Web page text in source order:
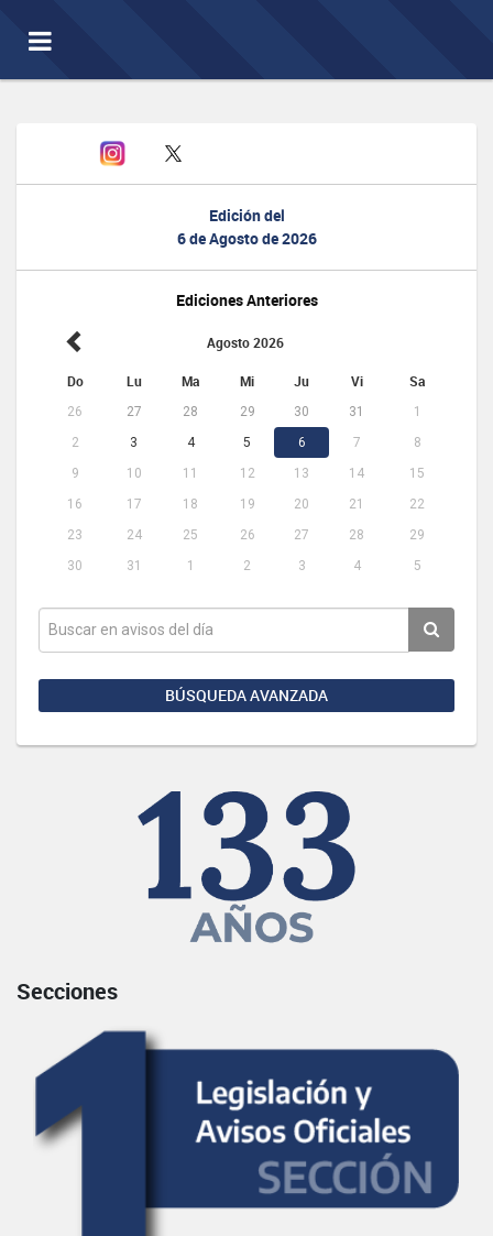
Toggle
navigation
Edición del
6 de Agosto de 2026
Ediciones Anteriores
Agosto 2026
Do Lu Ma Mi Ju Vi Sa
26 27 28 29 30 31
1
2
3 4 5 6 7
8
9
10 11 12 13 14
15
16
17 18 19 20 21
22
23
24 25 26 27 28
29
30
31 1 2 3 4 5
BÚSQUEDA AVANZADA
Secciones